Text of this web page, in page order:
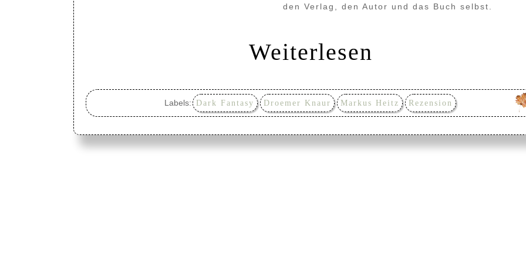
den Verlag, den Autor und das Buch selbst.
Weiterlesen
Labels: Dark Fantasy Droemer Knaur Markus Heitz Rezension